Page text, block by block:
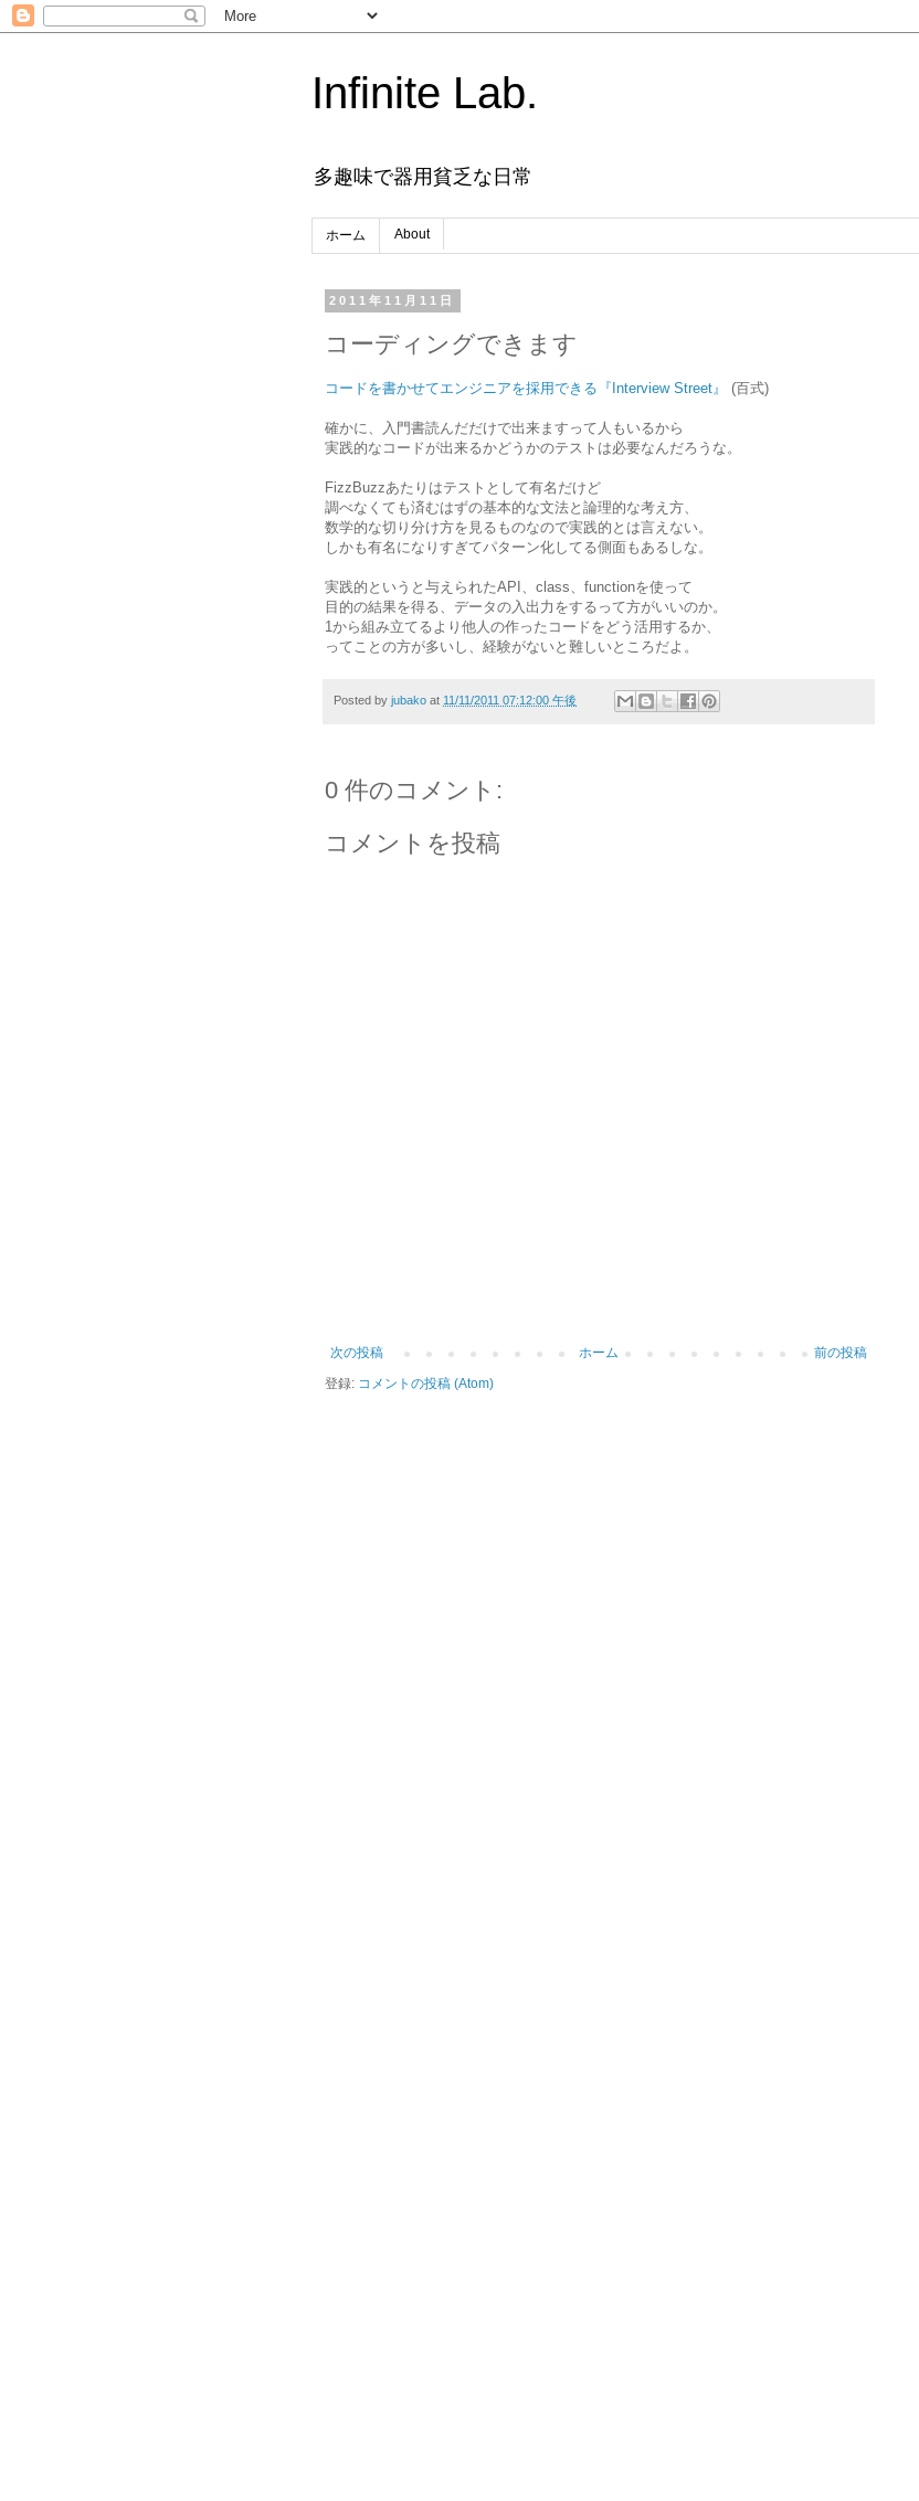
Infinite Lab.
多趣味で器用貧乏な日常
ホーム About
2011年11月11日
コーディングできます
コードを書かせてエンジニアを採用できる『Interview Street』 (百式)
確かに、入門書読んだだけで出来ますって人もいるから
実践的なコードが出来るかどうかのテストは必要なんだろうな。
FizzBuzzあたりはテストとして有名だけど
調べなくても済むはずの基本的な文法と論理的な考え方、
数学的な切り分け方を見るものなので実践的とは言えない。
しかも有名になりすぎてパターン化してる側面もあるしな。
実践的というと与えられたAPI、class、functionを使って
目的の結果を得る、データの入出力をするって方がいいのか。
1から組み立てるより他人の作ったコードをどう活用するか、
ってことの方が多いし、経験がないと難しいところだよ。
Posted by jubako at 11/11/2011 07:12:00 午後
0 件のコメント:
コメントを投稿
次の投稿 前の投稿
ホーム
登録: コメントの投稿 (Atom)